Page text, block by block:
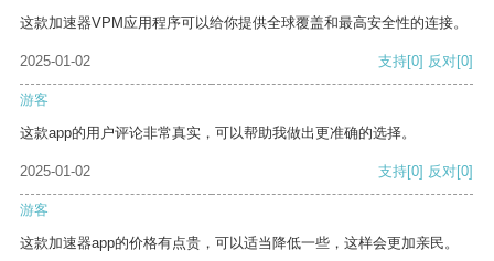
这款加速器VPM应用程序可以给你提供全球覆盖和最高安全性的连接。
2025-01-02 支持[0] 反对[0]
游客
这款app的用户评论非常真实，可以帮助我做出更准确的选择。
2025-01-02 支持[0] 反对[0]
游客
这款加速器app的价格有点贵，可以适当降低一些，这样会更加亲民。